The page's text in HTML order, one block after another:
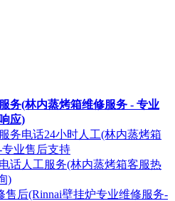
务(林内蒸烤箱维修服务 - 专业
应)
务电话24小时人工(林内蒸烤箱
业售后支持
话人工服务(林内蒸烤箱客服热
)
售后(Rinnai壁挂炉专业维修服务-